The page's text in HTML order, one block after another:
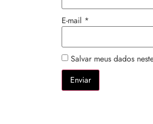
E-mail *
Salvar meus dados